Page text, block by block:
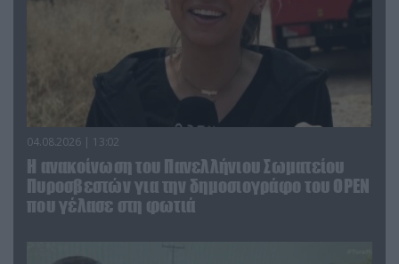
04.08.2026 | 13:02
Η ανακοίνωση του Πανελλήνιου Σωματείου
Πυροσβεστών για την δημοσιογράφο του OPEN
που γέλασε στη φωτιά